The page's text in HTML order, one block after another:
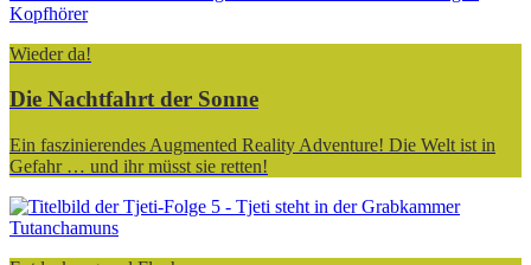
Wieder da!
Die Nachtfahrt der Sonne
Ein faszinierendes Augmented Reality Adventure! Die Welt ist in
Gefahr … und ihr müsst sie retten!